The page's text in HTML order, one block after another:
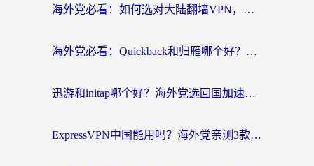
海外党必看：如何选对大陆翻墙VPN，实现国内资源无缝访问？
海外党必看：Quickback和归雁哪个好？附3组加速器对比+番茄加速器实测体验
迅游和initap哪个好？海外党选回国加速器必看的真实体验对比+避坑指南
ExpressVPN中国能用吗？海外党亲测3款热门回国加速器，教你避开破解VPN坑